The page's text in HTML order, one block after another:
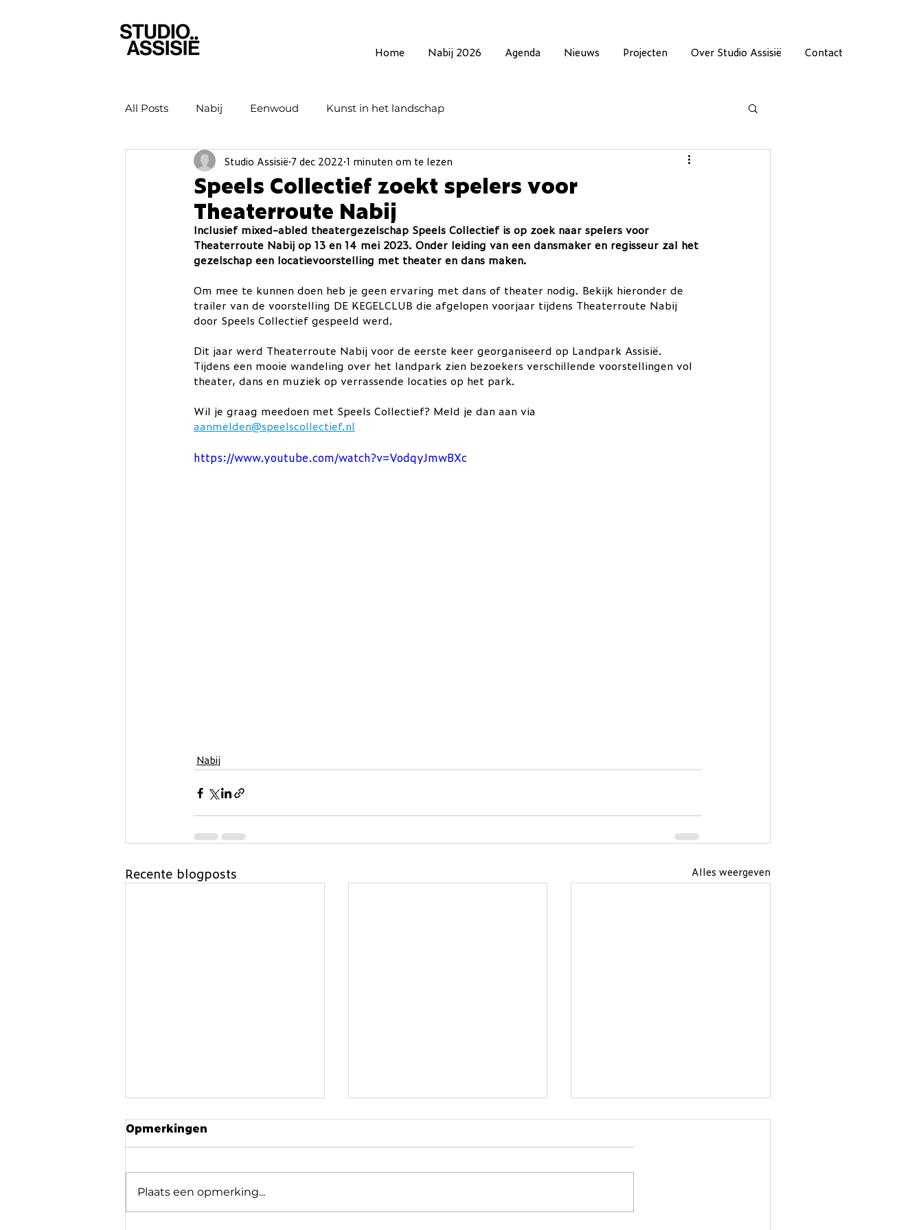
Home Nabij 2026 Agenda Nieuws Projecten Over Studio Assisië Contact
All Posts Nabij Eenwoud Kunst in het landschap
Speels Collectief zoekt spelers voor
Theaterroute Nabij
Studio Assisië 7 dec 2022 1 minuten om te lezen
Inclusief mixed-abled theatergezelschap Speels Collectief is op zoek naar spelers voor
Theaterroute Nabij op 13 en 14 mei 2023. Onder leiding van een dansmaker en regisseur zal het
gezelschap een locatievoorstelling met theater en dans maken.
Om mee te kunnen doen heb je geen ervaring met dans of theater nodig. Bekijk hieronder de
trailer van de voorstelling DE KEGELCLUB die afgelopen voorjaar tijdens Theaterroute Nabij
door Speels Collectief gespeeld werd.
Dit jaar werd Theaterroute Nabij voor de eerste keer georganiseerd op Landpark Assisië.
Tijdens een mooie wandeling over het landpark zien bezoekers verschillende voorstellingen vol
theater, dans en muziek op verrassende locaties op het park.
Wil je graag meedoen met Speels Collectief? Meld je dan aan via
aanmelden@speelscollectief.nl
https://www.youtube.com/watch?v=VodqyJmwBXc
Nabij
Recente blogposts Alles weergeven
Opmerkingen
Plaats een opmerking...